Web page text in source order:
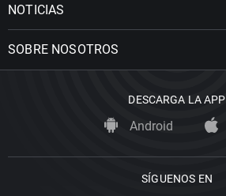
NOTICIAS
SOBRE NOSOTROS
DESCARGA LA APP
Android
SÍGUENOS EN